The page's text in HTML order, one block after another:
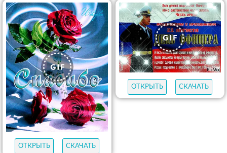
ОТКРЫТЬ СКАЧАТЬ
ОТКРЫТЬ СКАЧАТЬ